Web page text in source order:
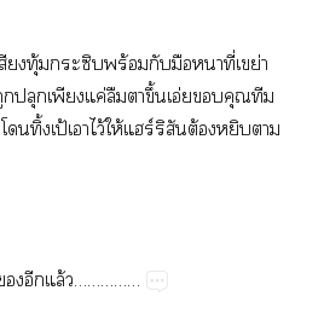
​​ร้​​​​ี่​ย่​
ค่​​​ึ้​อ่​​​
​ป้​​ไว้​ให้​ร์​​ต้​​​
ล้……………